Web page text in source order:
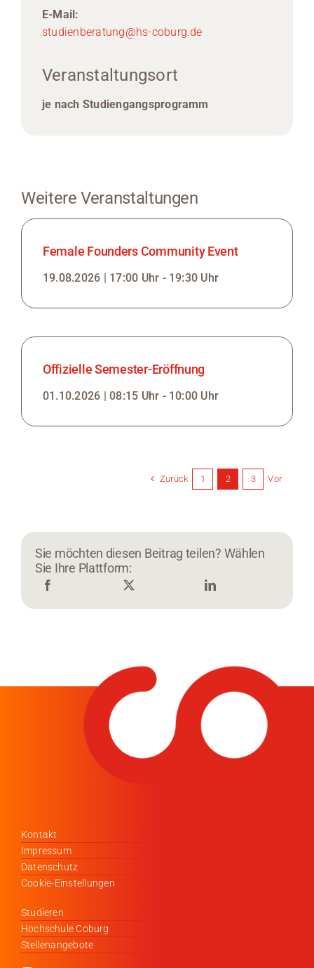
E-Mail:
studienberatung@hs-coburg.de
Veranstaltungsort
je nach Studiengangsprogramm
Weitere Veranstaltungen
Female Founders Community Event
19.08.2026 | 17:00 Uhr - 19:30 Uhr
Offizielle Semester-Eröffnung
01.10.2026 | 08:15 Uhr - 10:00 Uhr
Zurück 1 2 3 Vor
Sie möchten diesen Beitrag teilen? Wählen
Sie Ihre Plattform:
Kontakt
Impressum
Datenschutz
Cookie-Einstellungen
Studieren
Hochschule Coburg
Stellenangebote